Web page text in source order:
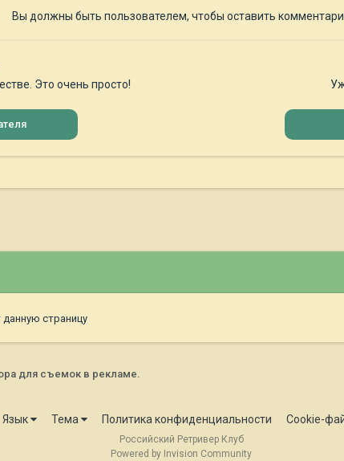
Вы должны быть пользователем, чтобы оставить
Это очень просто!
страницу
для съемок в рекламе.
Язык Тема Политика конфиденциальности Cookie-
Российский Ретривер Клуб
Powered by Invision Community